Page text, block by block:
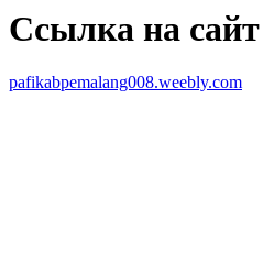
Ссылка на
pafikabpemalang008.weebly.com